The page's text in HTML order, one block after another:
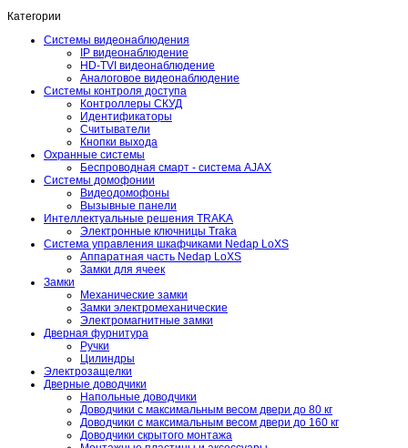
Категории
Системы видеонаблюдения
IP видеонаблюдение
HD-TVI видеонаблюдение
Аналоговое видеонаблюдение
Системы контроля доступа
Контроллеры СКУД
Идентификаторы
Считыватели
Кнопки выхода
Охранные системы
Беспроводная смарт - система AJAX
Системы домофонии
Видеодомофоны
Вызывные панели
Интеллектуальные решения TRAKA
Электронные ключницы Traka
Система управления шкафчиками Nedap LoXS
Аппаратная часть Nedap LoXS
Замки для ячеек
Замки
Механические замки
Замки электромеханические
Электромагнитные замки
Дверная фурнитура
Ручки
Цилиндры
Электрозащелки
Дверные доводчики
Напольные доводчики
Доводчики с максимальным весом двери до 80 кг
Доводчики с максимальным весом двери до 160 кг
Доводчики скрытого монтажа